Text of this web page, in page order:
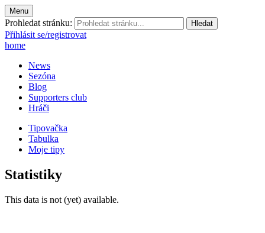
Menu
Prohledat stránku:
Přihlásit se/registrovat
home
News
Sezóna
Blog
Supporters club
Hráči
Tipovačka
Tabulka
Moje tipy
Statistiky
This data is not (yet) available.